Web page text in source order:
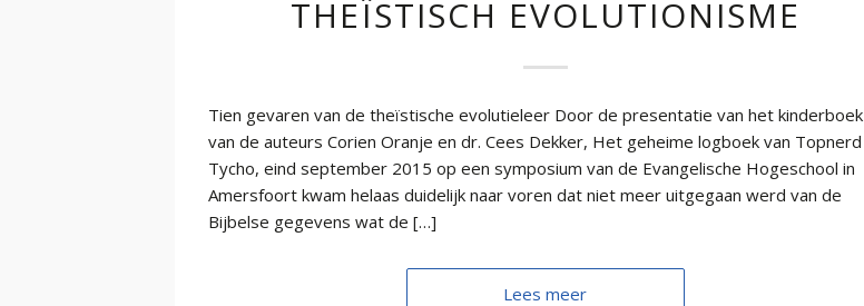
THEÏSTISCH EVOLUTIONISME
Tien gevaren van de theïstische evolutieleer Door de presentatie van het kinderboek
van de auteurs Corien Oranje en dr. Cees Dekker, Het geheime logboek van Topnerd
Tycho, eind september 2015 op een symposium van de Evangelische Hogeschool in
Amersfoort kwam helaas duidelijk naar voren dat niet meer uitgegaan werd van de
Bijbelse gegevens wat de […]
Lees meer